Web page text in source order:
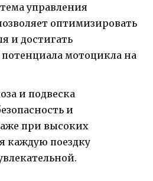
управления
оптимизировать
и достигать
мотоцикла на
и подвеска
и
при высоких
каждую поездку